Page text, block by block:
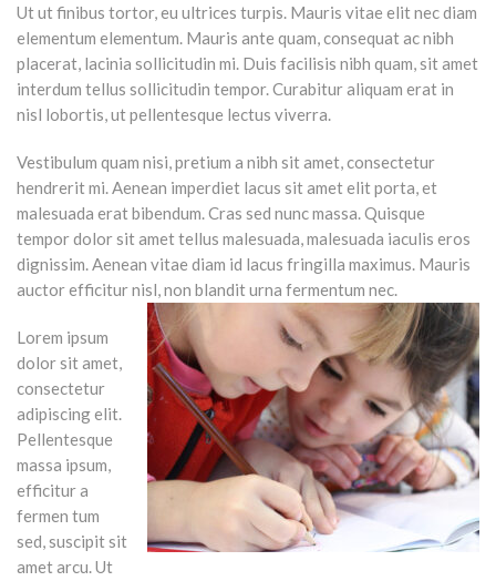
Ut ut finibus tortor, eu ultrices turpis. Mauris vitae elit nec diam
elementum elementum. Mauris ante quam, consequat ac nibh
placerat, lacinia sollicitudin mi. Duis facilisis nibh quam, sit amet
interdum tellus sollicitudin tempor. Curabitur aliquam erat in
nisl lobortis, ut pellentesque lectus viverra.
Vestibulum quam nisi, pretium a nibh sit amet, consectetur
hendrerit mi. Aenean imperdiet lacus sit amet elit porta, et
malesuada erat bibendum. Cras sed nunc massa. Quisque
tempor dolor sit amet tellus malesuada, malesuada iaculis eros
dignissim. Aenean vitae diam id lacus fringilla maximus. Mauris
auctor efficitur nisl, non blandit urna fermentum nec.
Lorem ipsum
dolor sit amet,
consectetur
adipiscing elit.
Pellentesque
massa ipsum,
efficitur a
fermen tum
sed, suscipit sit
amet arcu. Ut